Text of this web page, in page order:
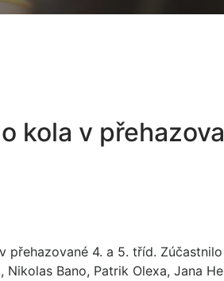
kola v
přehazované 4. a 5. tříd.
Bano, Patrik Olexa, Jana